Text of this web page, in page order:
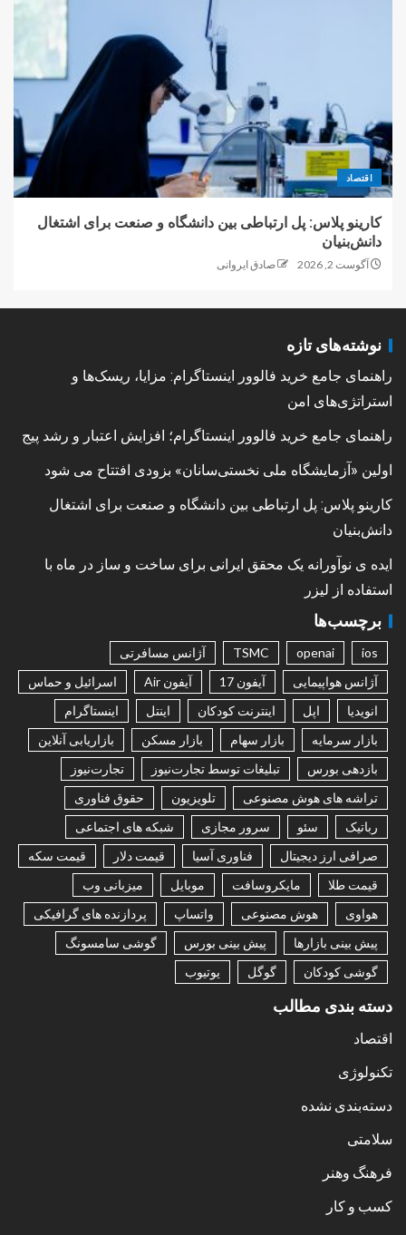
اقتصاد
کارینو پلاس: پل ارتباطی بین دانشگاه و صنعت برای اشتغال
دانش‌بنیان
آگوست 2, 2026 صادق ایروانی
نوشته‌های تازه
راهنمای جامع خرید فالوور اینستاگرام: مزایا، ریسک‌ها و
استراتژی‌های امن
راهنمای جامع خرید فالوور اینستاگرام؛ افزایش اعتبار و رشد پیج
اولین «آزمایشگاه ملی نخستی‌سانان» بزودی افتتاح می شود
کارینو پلاس: پل ارتباطی بین دانشگاه و صنعت برای اشتغال
دانش‌بنیان
ایده ی نوآورانه یک محقق ایرانی برای ساخت و ساز در ماه با
استفاده از لیزر
برچسب‌ها
ios
openai
TSMC
آژانس مسافرتی
آژانس هواپیمایی
آیفون 17 آیفون Air
اسرائیل و حماس
انویدیا
اپل اینترنت کودکان اینتل
اینستاگرام
بازار سرمایه
بازار سهام بازار مسکن
بازاریابی آنلاین
بازدهی بورس
تبلیغات توسط تجارت‌نیوز
تجارت‌نیوز
تراشه های هوش مصنوعی
تلویزیون
حقوق فناوری
رباتیک
سئو سرور مجازی
شبکه های اجتماعی
صرافی ارز دیجیتال
فناوری آسیا قیمت دلار
قیمت سکه
قیمت طلا
مایکروسافت موبایل
میزبانی وب
هواوی
هوش مصنوعی واتساپ
پردازنده های گرافیکی
پیش بینی بازارها
پیش بینی بورس
گوشی سامسونگ
گوشی کودکان
گوگل یوتیوب
دسته بندی مطالب
اقتصاد
تکنولوژی
دسته‌بندی نشده
سلامتی
فرهنگ وهنر
کسب و کار